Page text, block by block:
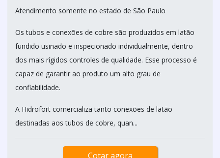
Atendimento somente no estado de São Paulo
Os tubos e conexões de cobre são produzidos em latão
fundido usinado e inspecionado individualmente, dentro
dos mais rígidos controles de qualidade. Esse processo é
capaz de garantir ao produto um alto grau de
confiabilidade.
A Hidrofort comercializa tanto conexões de latão
destinadas aos tubos de cobre, quan...
Cotar agora